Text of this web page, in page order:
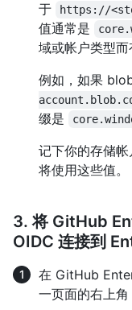
于
https://
值通常是
域或帐户类型而
例如，如果
缀是
记下你的存储
将使用这些值。
3. 将 GitHub
OIDC 连接到
在 GitHub
一页面的右上